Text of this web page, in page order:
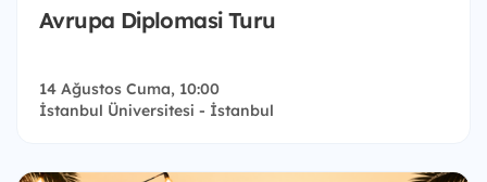
Avrupa Diplomasi Turu
14 Ağustos Cuma, 10:00
İstanbul Üniversitesi - İstanbul